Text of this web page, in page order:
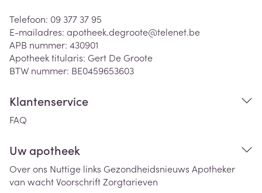
Telefoon: 09 377 37 95
E-mailadres: apotheek.degroote@telenet.be
APB nummer: 430901
Apotheek titularis: Gert De Groote
BTW nummer: BE0459653603
Klantenservice
FAQ
Uw apotheek
Over ons Nuttige links Gezondheidsnieuws Apotheker
van wachtVoorschriftZorgtarieven